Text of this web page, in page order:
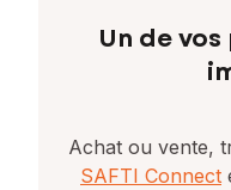
Un de
Achat ou vente,
SAFTI Connect